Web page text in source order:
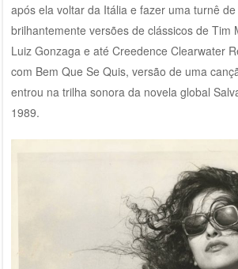
após ela voltar da Itália e fazer uma turnê
brilhantemente versões de clássicos de Tim
Luiz Gonzaga e até Creedence Clearwater
com Bem Que Se Quis, versão de uma
entrou na trilha sonora da novela global
1989.